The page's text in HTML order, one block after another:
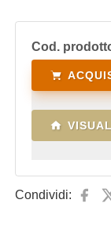
Cod.
Condividi: